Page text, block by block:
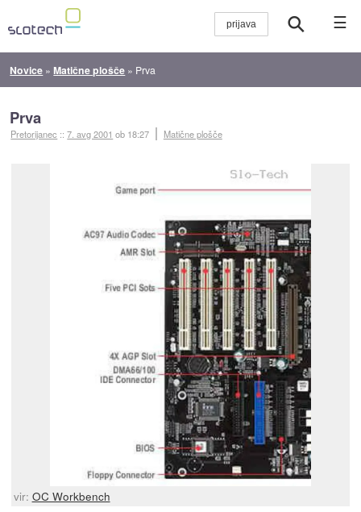
☰
Novice »Matične plošče » Prva
Prva
Pretorijanec ::7. avg 2001 ob 18:27 Matične plošče
vir: OC Workbench